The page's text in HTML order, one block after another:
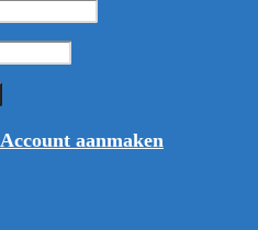
Account aanmaken